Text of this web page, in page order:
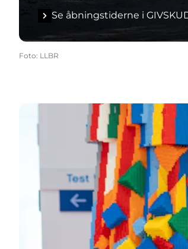
Se åbningstiderne i
Foto: LLBR
Se åbningstiderne i LEGO® House